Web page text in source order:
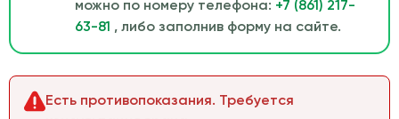
можно по номеру телефона: +7 (861) 217-
63-81 , либо заполнив форму на сайте.
Есть противопоказания. Требуется